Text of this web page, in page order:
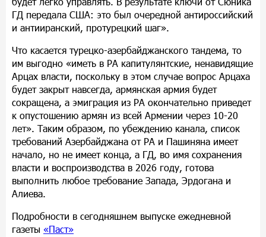
ГД передала США: это был очередной антироссийский
и антииранский, протурецкий шаг».
Что касается турецко-азербайджанского тандема, то
им выгодно «иметь в РА капитулянтские, ненавидящие
Арцах власти, поскольку в этом случае вопрос Арцаха
будет закрыт навсегда, армянская армия будет
сокращена, а эмиграция из РА окончательно приведет
к опустошению армян из всей Армении через 10-20
лет». Таким образом, по убеждению канала, список
требований Азербайджана от РА и Пашиняна имеет
начало, но не имеет конца, а ГД, во имя сохранения
власти и воспроизводства в 2026 году, готова
выполнить любое требование Запада, Эрдогана и
Алиева.
Подробности в сегодняшнем выпуске ежедневной
газеты «Паст»